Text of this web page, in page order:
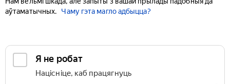
аўтаматычных.
Чаму гэта магло адбыцца?
Я не робат
Націсніце, каб працягнуць